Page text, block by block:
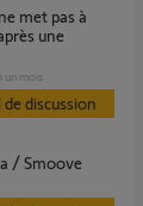
une
un mois
de discussion
/ Smoove